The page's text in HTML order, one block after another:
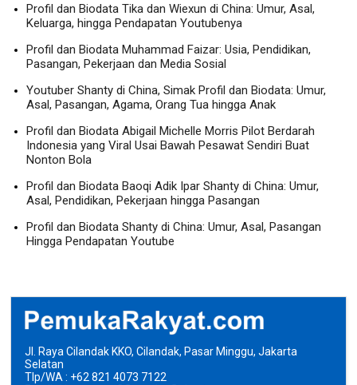
Profil dan Biodata Tika dan Wiexun di China: Umur, Asal,
Keluarga, hingga Pendapatan Youtubenya
Profil dan Biodata Muhammad Faizar: Usia, Pendidikan,
Pasangan, Pekerjaan dan Media Sosial
Youtuber Shanty di China, Simak Profil dan Biodata: Umur,
Asal, Pasangan, Agama, Orang Tua hingga Anak
Profil dan Biodata Abigail Michelle Morris Pilot Berdarah
Indonesia yang Viral Usai Bawah Pesawat Sendiri Buat
Nonton Bola
Profil dan Biodata Baoqi Adik Ipar Shanty di China: Umur,
Asal, Pendidikan, Pekerjaan hingga Pasangan
Profil dan Biodata Shanty di China: Umur, Asal, Pasangan
Hingga Pendapatan Youtube
Jl. Raya Cilandak KKO, Cilandak, Pasar Minggu, Jakarta
Selatan
Tlp/WA : +62 821 4073 7122